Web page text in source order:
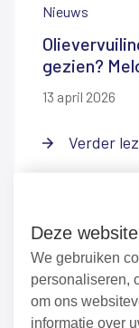
Deze
We gebruiken
personaliseren,
om ons
informatie over
Nieuws
gezien?
13 april 2026
Verder